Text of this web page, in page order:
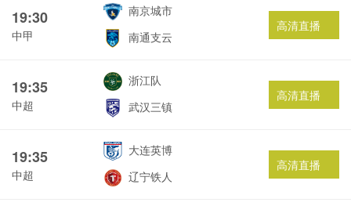
19:30
中甲
南京城市
南通支云
高清直播
19:35
中超
浙江队
武汉三镇
高清直播
19:35
中超
大连英博
辽宁铁人
高清直播